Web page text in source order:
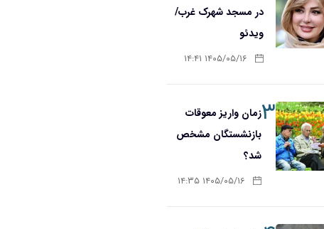
در مسجد شهرک غرب/
ویدئو
۱۴۰۵/۰۵/۱۶ ۱۴:۴۱
۳زمان واریز معوقات
بازنشستگان مشخص
شد؟
۱۴۰۵/۰۵/۱۶ ۱۴:۳۵